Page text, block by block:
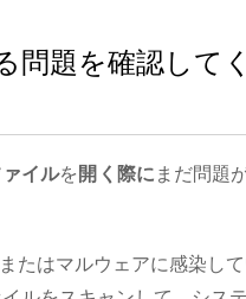
問題を確認してく
イルを 開く際に まだ問題
たはマルウェアに感染し